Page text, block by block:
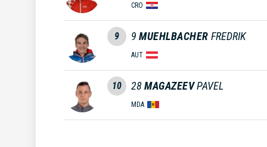
CRO
9 9 MUEHLBACHER FREDRIK
AUT
10 28MAGAZEEVPAVEL
MDA